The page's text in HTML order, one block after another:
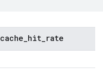
cache hit rate